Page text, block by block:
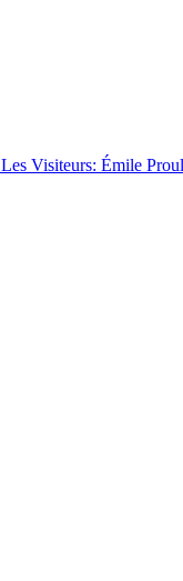
Les Visiteurs: Émile